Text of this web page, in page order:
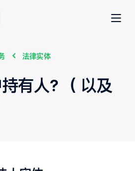
法律实体
有人？（以及